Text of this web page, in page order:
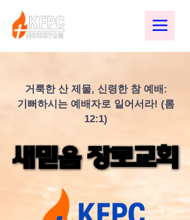
거룩한 산 제물, 신령한 참 예배:
기뻐하시는 예배자로 일어서라! (롬
12:1)
새믿음 장로교회
새믿음 장로교회